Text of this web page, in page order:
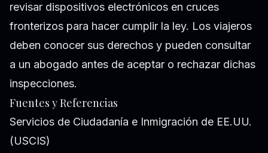
revisar dispositivos electrónicos en cruces
fronterizos para hacer cumplir la ley. Los viajeros
deben conocer sus derechos y pueden consultar
a un abogado antes de aceptar o rechazar dichas
inspecciones.
Fuentes y Referencias
Servicios de Ciudadanía e Inmigración de EE.UU.
(USCIS)